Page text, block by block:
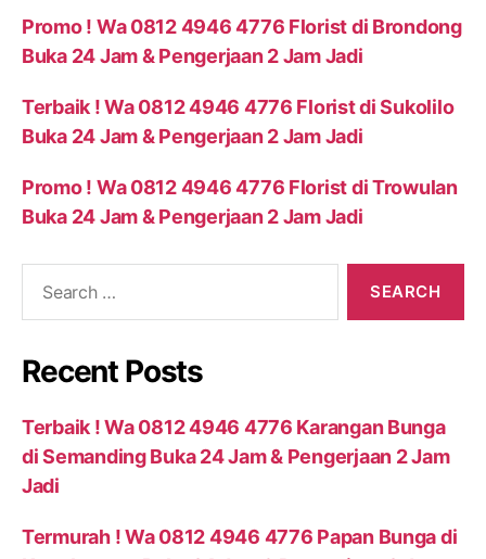
Promo ! Wa 0812 4946 4776 Florist di Brondong
Buka 24 Jam & Pengerjaan 2 Jam Jadi
Terbaik ! Wa 0812 4946 4776 Florist di Sukolilo
Buka 24 Jam & Pengerjaan 2 Jam Jadi
Promo ! Wa 0812 4946 4776 Florist di Trowulan
Buka 24 Jam & Pengerjaan 2 Jam Jadi
Recent Posts
Terbaik ! Wa 0812 4946 4776 Karangan Bunga
di Semanding Buka 24 Jam & Pengerjaan 2 Jam
Jadi
Termurah ! Wa 0812 4946 4776 Papan Bunga di